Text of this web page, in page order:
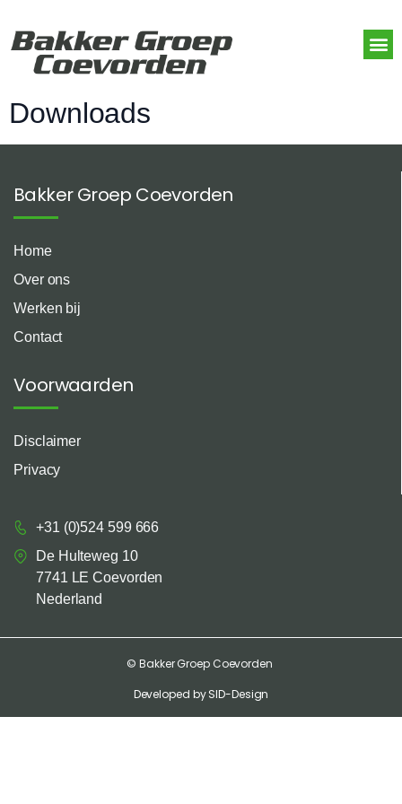
Downloads
Bakker Groep Coevorden
Home
Over ons
Werken bij
Contact
Voorwaarden
Disclaimer
Privacy
+31 (0)524 599 666
De Hulteweg 10
7741 LE Coevorden
Nederland
© Bakker Groep Coevorden
Developed by SID-Design